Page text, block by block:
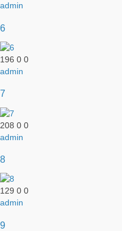
admin
6
196 0 0
admin
7
208 0 0
admin
8
129 0 0
admin
9